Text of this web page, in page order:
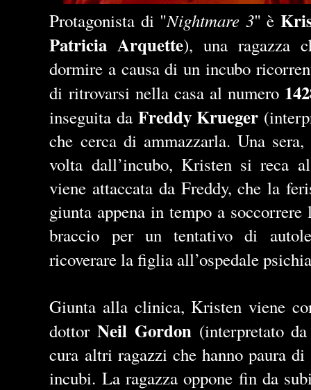
Protagonista di "Nightmare 3" è
Patricia Arquette), una ragazza
dormire a causa di un incubo
di ritrovarsi nella casa al numero
inseguita da Freddy Krueger
che cerca di ammazzarla. Una
volta dall’incubo, Kristen si reca
viene attaccata da Freddy, che la
giunta appena in tempo a
braccio per un tentativo di
ricoverare la figlia all’ospedale
Giunta alla clinica, Kristen viene
dottorNeil Gordon(interpretato
cura altri ragazzi che hanno paura
incubi. La ragazza oppone fin da